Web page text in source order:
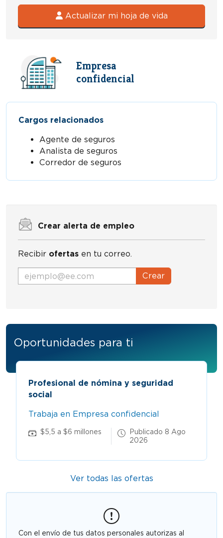
Empresa
confidencial
Cargos relacionados
Agente de seguros
Analista de seguros
Corredor de seguros
Crear alerta de empleo
Recibir ofertas en tu correo.
Crear
Oportunidades para ti
Profesional de nómina y seguridad
social
Trabaja en Empresa confidencial
$5,5 a $6 millones
Publicado 8 Ago
2026
Ver todas las ofertas
Con el envío de tus datos personales autorizas al
Actualizar mi hoja de vida